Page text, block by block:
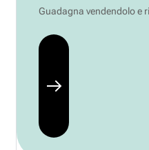
Guadagna vendendolo e